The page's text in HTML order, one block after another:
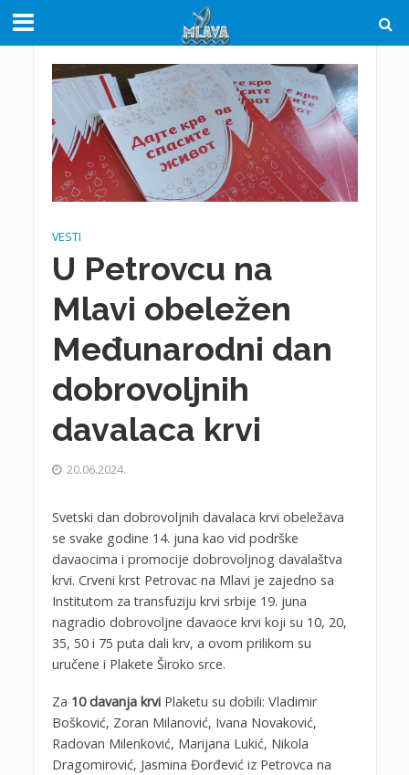
VESTI
U Petrovcu na
Mlavi obeležen
Međunarodni dan
dobrovoljnih
davalaca krvi
20.06.2024.
Svetski dan dobrovoljnih davalaca krvi obeležava
se svake godine 14. juna kao vid podrške
davaocima i promocije dobrovoljnog davalaštva
krvi. Crveni krst Petrovac na Mlavi je zajedno sa
Institutom za transfuziju krvi srbije 19. juna
nagradio dobrovoljne davaoce krvi koji su 10, 20,
35, 50 i 75 puta dali krv, a ovom prilikom su
uručene i Plakete Široko srce.
Za 10 davanja krvi Plaketu su dobili: Vladimir
Bošković, Zoran Milanović, Ivana Novaković,
Radovan Milenković, Marijana Lukić, Nikola
Dragomirović, Jasmina Đorđević iz Petrovca na